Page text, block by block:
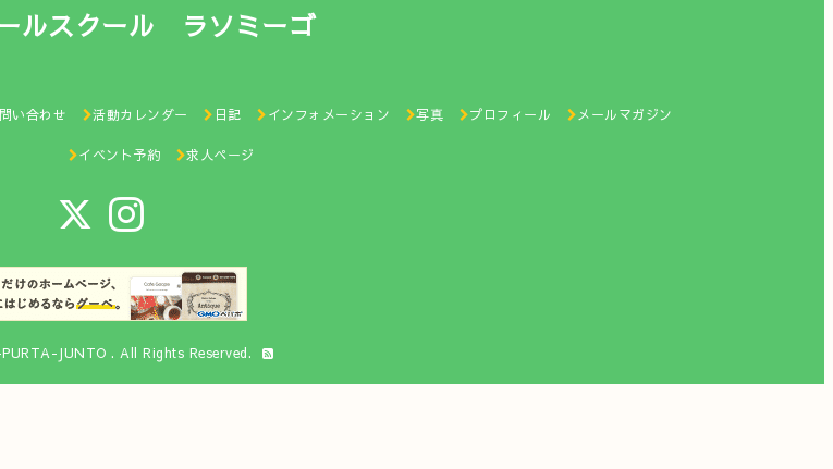
ルスクール ラソミーゴ
い合わせ 活動カレンダー 日記 インフォメーション 写真 プロフィール メールマガジン
イベント予約 求人ページ
JUNTO. All Rights Reserved.